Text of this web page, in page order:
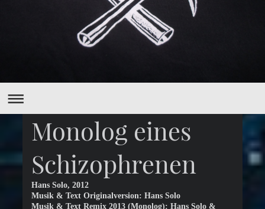
Monolog eines
Schizophrenen
Hans Solo, 2012
Musik & Text Originalversion: Hans Solo
Musik & Text Remix 2013 (Monolog): Hans Solo &